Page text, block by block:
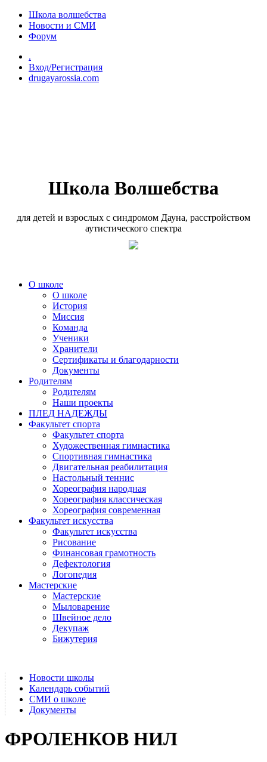
Перейти к основному содержанию
Школа волшебства
Новости и СМИ
Форум
.
Вход/Регистрация
drugayarossia.com
Школа Волшебства
для детей и взрослых с синдромом Дауна, расстройством
аутистического спектра
О школе
О школе
История
Миссия
Команда
Ученики
Хранители
Сертификаты и благодарности
Документы
Родителям
Родителям
Наши проекты
ПЛЕД НАДЕЖДЫ
Факультет спорта
Факультет спорта
Художественная гимнастика
Спортивная гимнастика
Двигательная реабилитация
Настольный теннис
Хореография народная
Хореография классическая
Хореография современная
Факультет искусства
Факультет искусства
Рисование
Финансовая грамотность
Дефектология
Логопедия
Мастерские
Мастерские
Мыловарение
Швейное дело
Декупаж
Бижутерия
Новости школы
Календарь событий
СМИ о школе
Документы
ФРОЛЕНКОВ НИЛ